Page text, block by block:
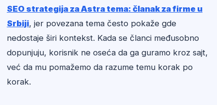
SEO strategija za Astra tema: članak za firme u
Srbiji, jer povezana tema često pokaže gde
nedostaje širi kontekst. Kada se članci međusobno
dopunjuju, korisnik ne oseća da ga guramo kroz sajt,
već da mu pomažemo da razume temu korak po
korak.